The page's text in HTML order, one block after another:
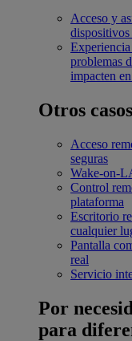
Acceso y
dispositivos
problemas
impacten
Otros
Acceso
seguras
Wake-on-
Control
plataforma
Escritorio
cualquier
Pantalla
real
Servicio
Por
para